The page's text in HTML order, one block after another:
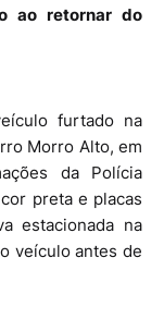
ao retornar do
furtado na
Morro Alto, em
da Polícia
preta e placas
estacionada na
veículo antes de